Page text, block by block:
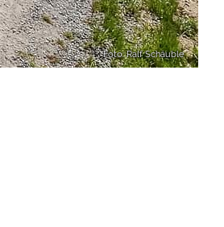
Foto: Ralf Schäuble